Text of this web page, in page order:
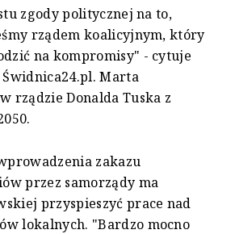
zgody politycznej na to,
rządem koalicyjnym, który
na kompromisy" - cytuje
Marta
rządzie Donalda Tuska z
zakazu
przez samorządy ma
przyspieszyć prace nad
lokalnych. "Bardzo mocno